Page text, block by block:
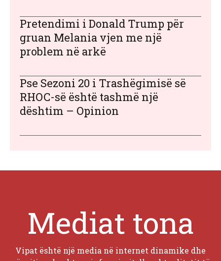
Pretendimi i Donald Trump për
gruan Melania vjen me një
problem në arkë
Pse Sezoni 20 i Trashëgimisë së
RHOC-së është tashmë një
dështim – Opinion
Mediat tona
Vipat është një media në internet dinamike dhe